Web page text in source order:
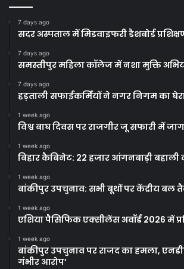
7 days ago
सदर अस्पताल में मिडवाइफरी डैशबोर्ड
7 days ago
समस्तीपुर महिला कॉलेज में नशा मुक्ति
7 days ago
हड़ताली सफाईकर्मियों ने नगर निगम का
1 week ago
विश्व बाघ दिवस पर राजगीर जू सफारी में
1 week ago
बिहार कैबिनेट: 22 हजार आंगनबाड़ी बहाली
1 week ago
बांकीपुर उपचुनाव: सभी बूथों पर केंद्रीय बल
1 week ago
एशिया पैसिफिक एक्सीलेंस अवॉर्ड 2026 में
1 week ago
बांकीपुर उपचुनाव पर राजद का हमला,
गंभीर आरोप’